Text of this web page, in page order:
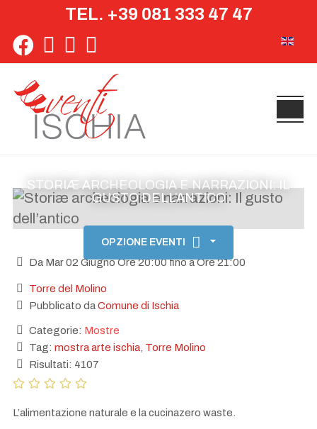
TEL. +39 081 333 47 47
STORIÆ ARCHEOLOGIA E NARRAZIONI: IL
GUSTO DELL’ANTICO
OPZIONE EVENTI
Da Mar 02 Giugno Ore 20:00 fino a Ore 21:00
Torre del Molino
Pubblicato daComune di Ischia
Categorie: Mostre
Tag: mostra arte ischia Torre Molino
Risultati: 4107
L’alimentazione naturale e la cucinazero waste.